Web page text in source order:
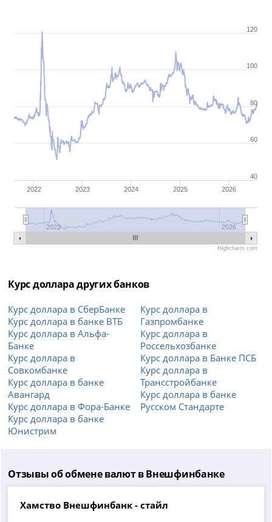
2022 2023 2024 2025 2026
2022 2026
40
60
80
100
120
Highcharts.com
Курс доллара других банков
Курс доллара в СберБанке
Курс доллара в банке ВТБ
Курс доллара в Альфа-
Банке
Курс доллара в
Совкомбанке
Курс доллара в банке
Авангард
Курс доллара в Фора-Банке
Курс доллара в банке
Юнистрим
Курс доллара в
Газпромбанке
Курс доллара в
Россельхозбанке
Курс доллара в Банке ПСБ
Курс доллара в
Трансстройбанке
Курс доллара в банке
Русском Стандарте
Отзывы об обмене валют в Внешфинбанке
Хамство Внешфинбанк - стайл